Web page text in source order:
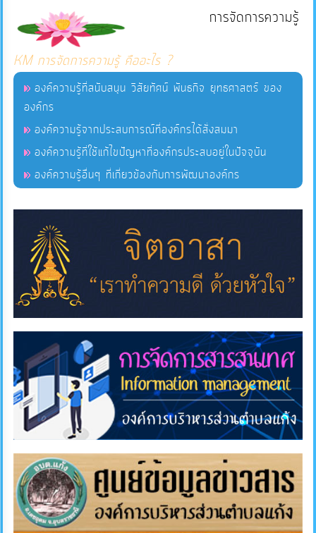
การ
จัด
ซื้อ
จัด
เงิน
แผนการ
ป้องกัน
การ
ทุจริต
การ
ดำเนิน
การ
เพื่อ
การ
ทุจริต
มาตรการ
การจัดการความรู้
KM การจัดการความรู้ คืออะไร ?
องค์ความรู้ที่สนับสนุน วิสัยทัศน์ พันธกิจ ยุทธศาสตร์ ของ
องค์กร
องค์ความรู้จากประสบการณ์ที่องค์กรได้สั่งสมมา
องค์ความรู้ที่ใช้แก้ไขปัญหาที่องค์กรประสบอยู่ในปัจจุบัน
องค์ความรู้อื่นๆ ที่เกี่ยวข้องกับการพัฒนาองค์กร